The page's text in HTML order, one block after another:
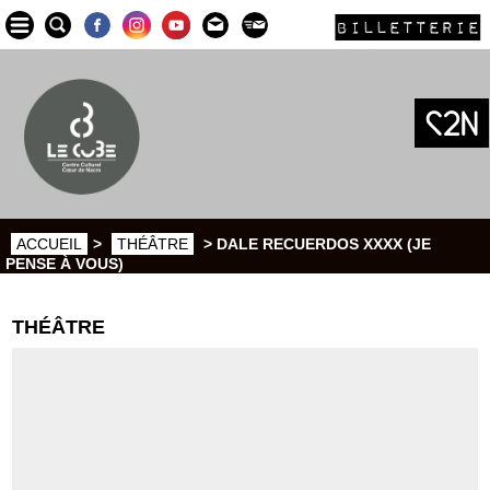
BILLETTERIE
ACCUEIL > THÉÂTRE
> DALE RECUERDOS XXXX (JE
PENSE À VOUS)
THÉÂTRE